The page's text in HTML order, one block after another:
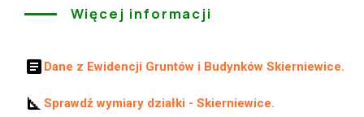
Więcej informacji
article Dane z Ewidencji Gruntów i Budynków Skierniewice.
square_foot Sprawdź wymiary działki - Skierniewice.